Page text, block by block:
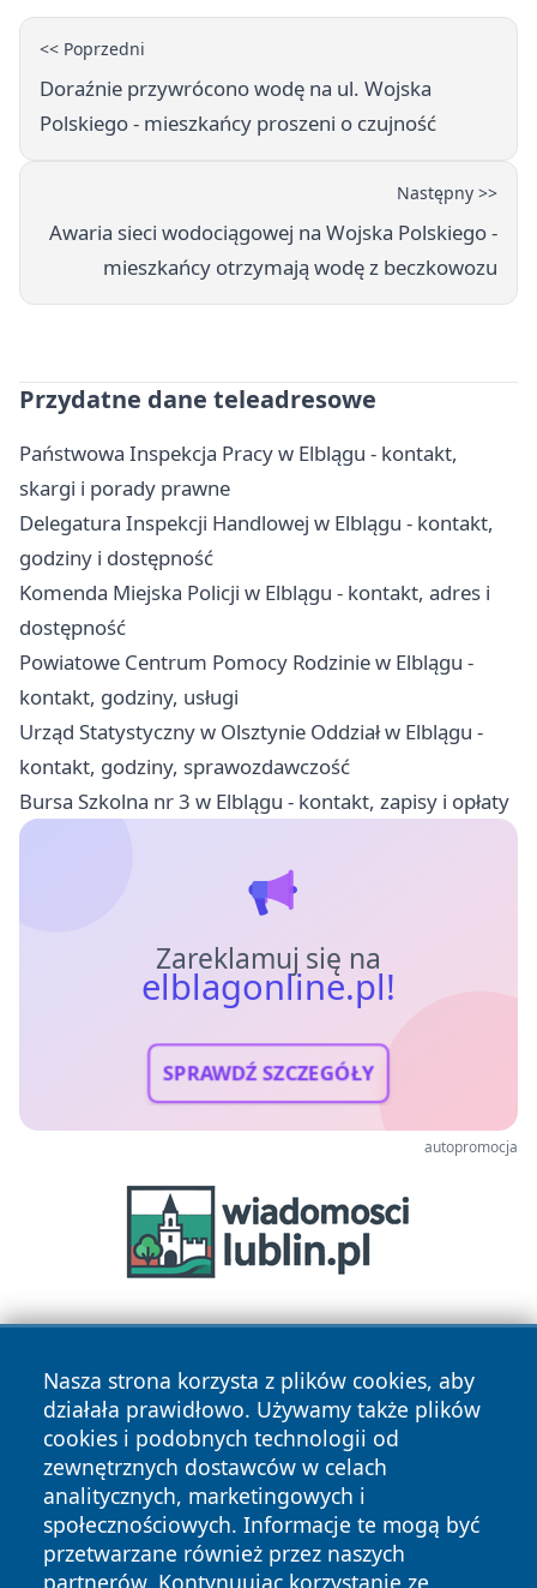
<< Poprzedni
Doraźnie przywrócono wodę na ul. Wojska
Polskiego - mieszkańcy proszeni o czujność
Następny >>
Awaria sieci wodociągowej na Wojska Polskiego -
mieszkańcy otrzymają wodę z beczkowozu
Przydatne dane teleadresowe
Państwowa Inspekcja Pracy w Elblągu - kontakt,
skargi i porady prawne
Delegatura Inspekcji Handlowej w Elblągu - kontakt,
godziny i dostępność
Komenda Miejska Policji w Elblągu - kontakt, adres i
dostępność
Powiatowe Centrum Pomocy Rodzinie w Elblągu -
kontakt, godziny, usługi
Urząd Statystyczny w Olsztynie Oddział w Elblągu -
kontakt, godziny, sprawozdawczość
Bursa Szkolna nr 3 w Elblągu - kontakt, zapisy i opłaty
Zareklamuj się na
elblagonline.pl!
SPRAWDŹ SZCZEGÓŁY
autopromocja
Nasza strona korzysta z plików cookies, aby
działała prawidłowo. Używamy także plików
cookies i podobnych technologii od
zewnętrznych dostawców w celach
analitycznych, marketingowych i
społecznościowych. Informacje te mogą być
przetwarzane również przez naszych
partnerów. Kontynuując korzystanie ze
Copyright © 2026 elblagonline.pl Wszystkie prawa
zastrzeżone.